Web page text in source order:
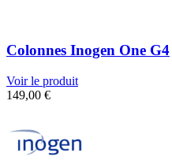
Colonnes Inogen One G4
Voir le produit
149,00 €